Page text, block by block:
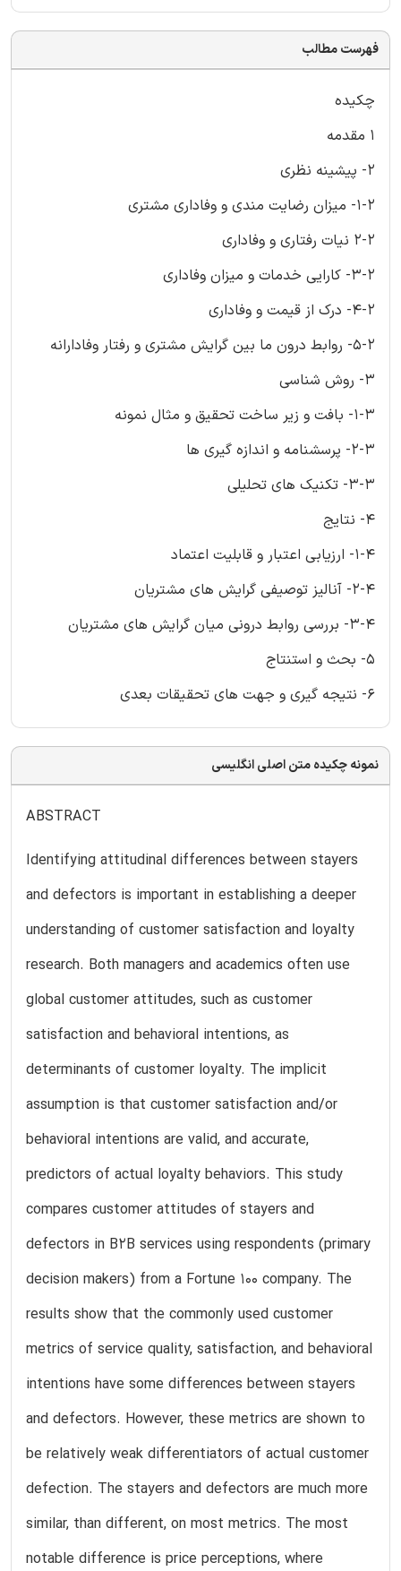
فهرست مطالب
چکیده
۱ مقدمه
۲- پیشینه نظری
۱-۲- میزان رضایت مندی و وفاداری مشتری
۲-۲ نیات رفتاری و وفاداری
۳-۲- کارایی خدمات و میزان وفاداری
۴-۲- درک از قیمت و وفاداری
۵-۲- روابط درون ما بین گرایش مشتری و رفتار وفادارانه
۳- روش شناسی
۱-۳- بافت و زیر ساخت تحقیق و مثال نمونه
۲-۳- پرسشنامه و اندازه گیری ها
۳-۳- تکنیک های تحلیلی
۴- نتایج
۱-۴- ارزیابی اعتبار و قابلیت اعتماد
۲-۴- آنالیز توصیفی گرایش های مشتریان
۳-۴- بررسی روابط درونی میان گرایش های مشتریان
۵- بحث و استنتاج
۶- نتیجه گیری و جهت های تحقیقات بعدی
نمونه چکیده متن اصلی انگلیسی
ABSTRACT
Identifying attitudinal differences between stayers
and defectors is important in establishing a deeper
understanding of customer satisfaction and loyalty
research. Both managers and academics often use
global customer attitudes, such as customer
satisfaction and behavioral intentions, as
determinants of customer loyalty. The implicit
assumption is that customer satisfaction and/or
behavioral intentions are valid, and accurate,
predictors of actual loyalty behaviors. This study
compares customer attitudes of stayers and
defectors in B2B services using respondents (primary
decision makers) from a Fortune 100 company. The
results show that the commonly used customer
metrics of service quality, satisfaction, and behavioral
intentions have some differences between stayers
and defectors. However, these metrics are shown to
be relatively weak differentiators of actual customer
defection. The stayers and defectors are much more
similar, than different, on most metrics. The most
notable difference is price perceptions, where